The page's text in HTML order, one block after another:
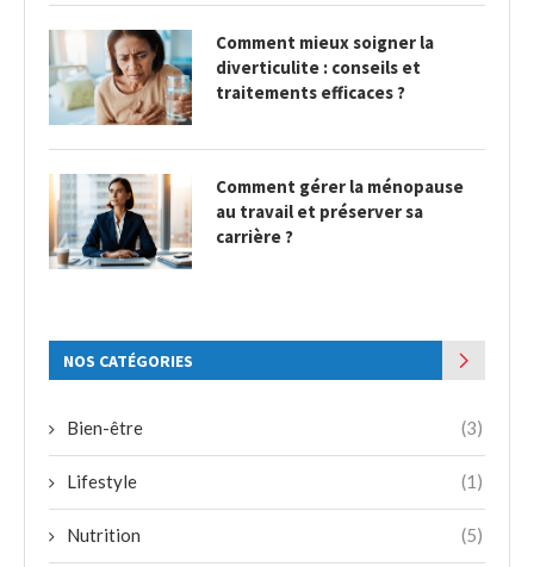
Comment mieux soigner la
diverticulite : conseils et
traitements efficaces ?
Comment gérer la ménopause
au travail et préserver sa
carrière ?
NOS CATÉGORIES
Bien-être (3)
Lifestyle (1)
Nutrition (5)